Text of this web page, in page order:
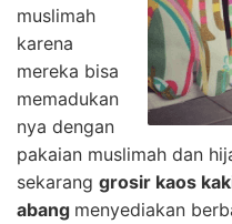
muslimah
karena
mereka bisa
memadukan
nya dengan
pakaian muslimah dan
sekarang grosir kaos
abang menyediakan